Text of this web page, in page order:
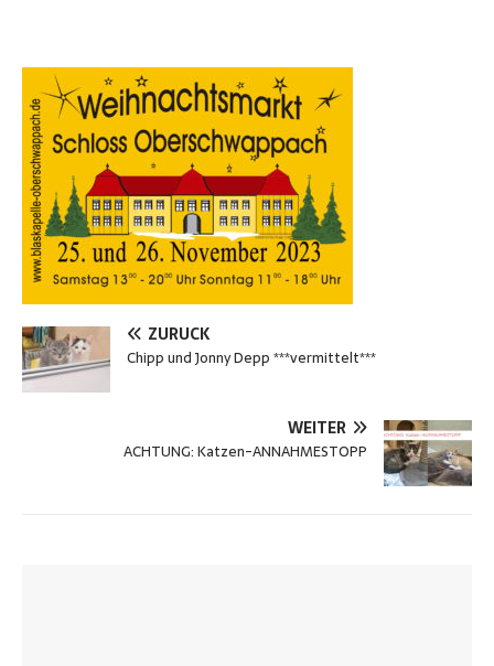
ZURÜCK
Chipp und Jonny Depp ***vermittelt***
WEITER
ACHTUNG: Katzen-ANNAHMESTOPP